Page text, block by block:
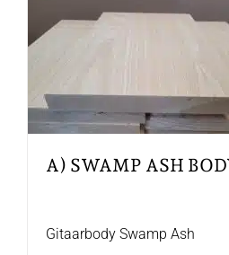
A) SWAMP ASH
Gitaarbody Swamp Ash